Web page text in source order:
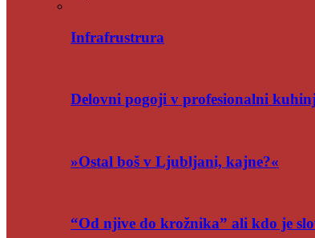
Infrafrustrura
Delovni pogoji v profesionalni
»Ostal boš v Ljubljani, kajne?«
“Od njive do krožnika” ali kdo je